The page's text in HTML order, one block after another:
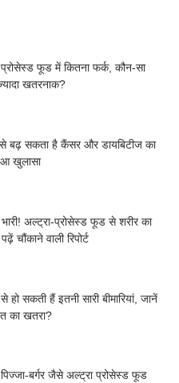
फूड में कितना फर्क, कौन-सा
खतरनाक?
से बढ़ सकता है कैंसर और डायबिटीज का
खुलासा
अल्ट्रा-प्रोसेस्ड फूड से शरीर का
चौंकाने वाली रिपोर्ट
सकती हैं इतनी सारी बीमारियां, जानें
का खतरा?
पिज्जा-बर्गर जैसे अल्ट्रा प्रोसेस्ड फूड